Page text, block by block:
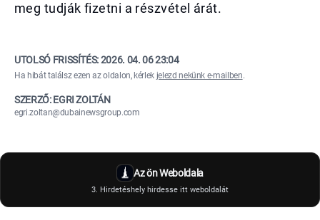
meg tudják fizetni a részvétel árát.
UTOLSÓ FRISSÍTÉS:2026. 04. 06 23:04
Ha hibát találsz ezen az oldalon, kérlek jelezd nekünk e-mailben.
SZERZŐ: EGRI ZOLTÁN
egri.zoltan@dubainewsgroup.com
Az ön Weboldala
3. Hirdetéshely hirdesse itt weboldalát